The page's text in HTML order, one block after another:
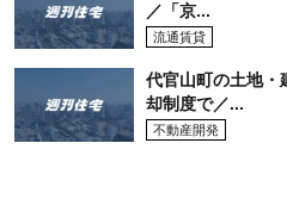
／「京...
流通賃貸
代官山町の土地・
却制度で／...
不動産開発